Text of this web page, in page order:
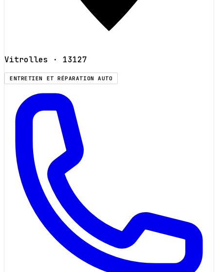
Vitrolles · 13127
ENTRETIEN ET RÉPARATION AUTO